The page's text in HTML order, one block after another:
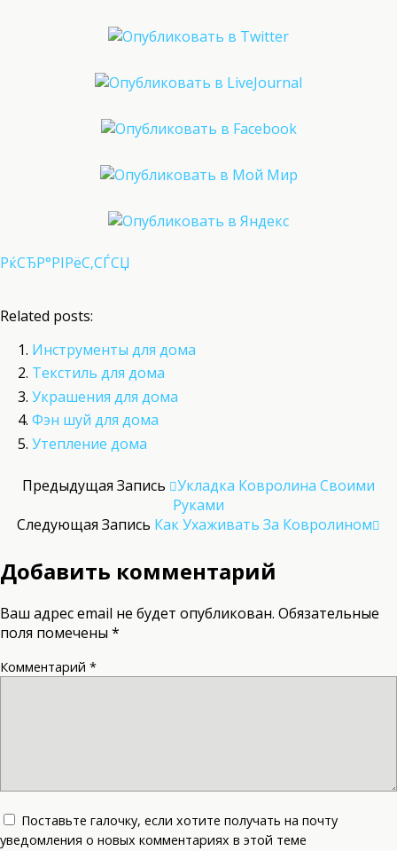
РќСЂР°РІРёС‚СЃСЏ
Related posts:
Инструменты для дома
Текстиль для дома
Украшения для дома
Фэн шуй для дома
Утепление дома
Предыдущая Запись
Укладка Ковролина Своими
Руками
Следующая Запись Как Ухаживать За Ковролином
Добавить комментарий
Ваш адрес email не будет опубликован. Обязательные
поля помечены *
Комментарий *
Поставьте галочку, если хотите получать на почту
уведомления о новых комментариях в этой теме